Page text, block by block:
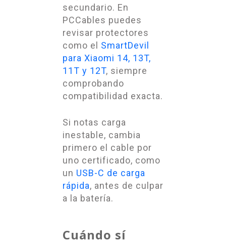
secundario. En
PCCables puedes
revisar protectores
como el SmartDevil
para Xiaomi 14, 13T,
11T y 12T, siempre
comprobando
compatibilidad exacta.
Si notas carga
inestable, cambia
primero el cable por
uno certificado, como
un USB-C de carga
rápida, antes de culpar
a la batería.
Cuándo sí